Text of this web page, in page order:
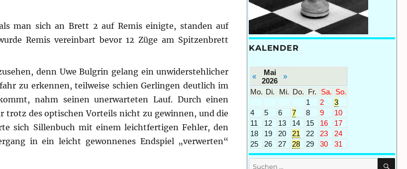
man sich an Brett 2 auf Remis einigte, standen auf
Remis vereinbart bevor 12 Züge am Spitzenbrett
denn Uwe Bulgrin gelang ein unwiderstehlicher
zu erkennen, teilweise schien Gerlingen deutlich im
nahm seinen unerwarteten Lauf. Durch einen
des optischen Vorteils nicht zu gewinnen, und die
sich Sillenbuch mit einem leichtfertigen Fehler, den
in ein leicht gewonnenes Endspiel „verwerten“
KALENDER
«
Mai
2026
»
Mo. Di. Mi. Do. Fr. Sa. So.
1
2
3
4
5 6 7 8 9
10
11
12 13 14 15 16
17
18
19 20 21 22 23
24
25
26 27 28 29 30 31
Suchen